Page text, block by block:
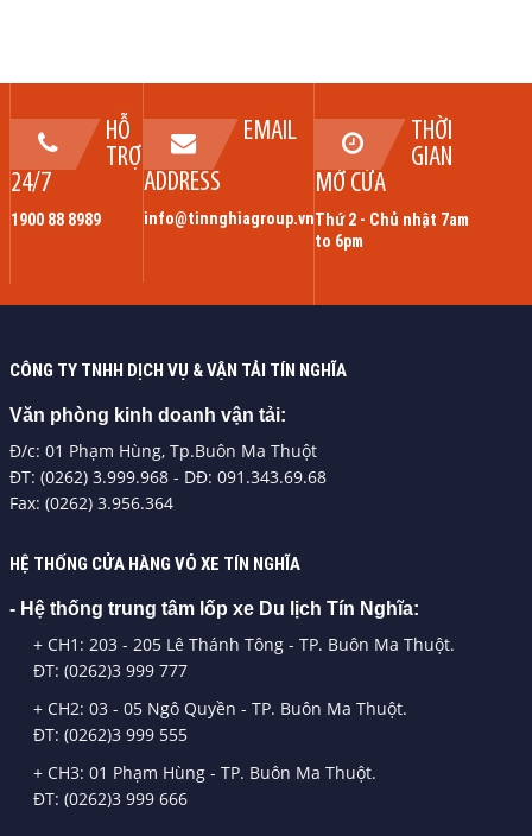
HỖ
TRỢ
24/7
1900 88 8989
EMAIL
ADDRESS
info@tinnghiagroup.vn
THỜI
GIAN
MỞ CỬA
Thứ 2 - Chủ nhật 7am
to 6pm
CÔNG TY TNHH DỊCH VỤ & VẬN TẢI TÍN NGHĨA
Văn phòng kinh doanh vận tải:
Đ/c: 01 Phạm Hùng, Tp.Buôn Ma Thuột
ĐT: (0262) 3.999.968 - DĐ: 091.343.69.68
Fax: (0262) 3.956.364
HỆ THỐNG CỬA HÀNG VỎ XE TÍN NGHĨA
- Hệ thống trung tâm lốp xe Du lịch Tín Nghĩa:
+ CH1: 203 - 205 Lê Thánh Tông - TP. Buôn Ma Thuột.
ĐT: (0262)3 999 777
+ CH2: 03 - 05 Ngô Quyền - TP. Buôn Ma Thuột.
ĐT: (0262)3 999 555
+ CH3: 01 Phạm Hùng - TP. Buôn Ma Thuột.
ĐT: (0262)3 999 666